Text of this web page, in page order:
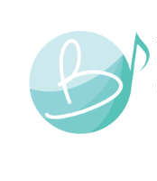
content